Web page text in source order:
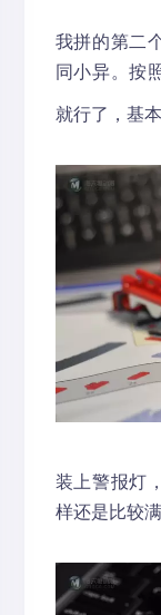
我拼的第二
同小异。按
就行了，基
装上警报灯
样还是比较满